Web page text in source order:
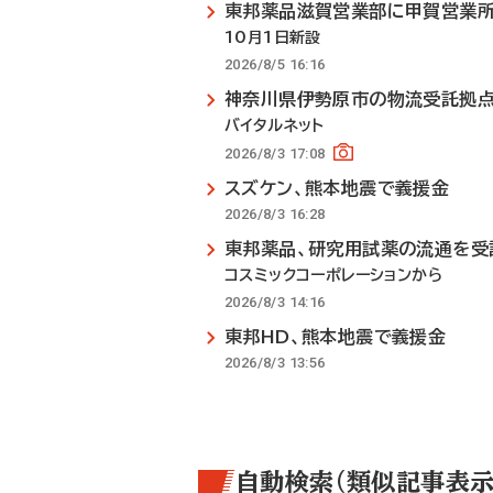
東邦薬品滋賀営業部に甲賀営業
10月1日新設
2026/8/5 16:16
神奈川県伊勢原市の物流受託拠
バイタルネット
2026/8/3 17:08
スズケン、熊本地震で義援金
2026/8/3 16:28
東邦薬品、研究用試薬の流通を受
コスミックコーポレーションから
2026/8/3 14:16
東邦HD、熊本地震で義援金
2026/8/3 13:56
自動検索（類似記事表示